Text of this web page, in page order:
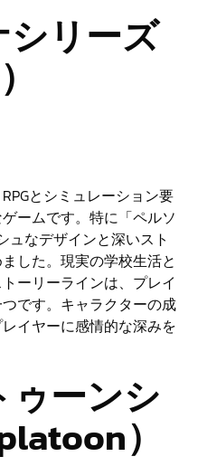
シリーズ
とシミュレーション要
ームです。特に「ペルソ
ュなデザインと深いスト
した。現実の学校生活と
ーリーラインは、プレイ
です。キャラクターの成
イヤーに感情的な深みを
ゥーンシ
）